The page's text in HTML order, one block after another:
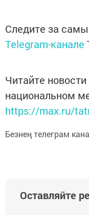
Следите за
Telegram-канале
Читайте
национальном
https://max.ru/
Безнең телеграм
Оставляйте